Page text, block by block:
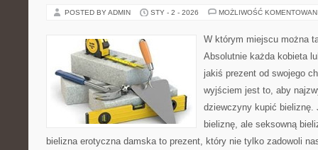
POSTED BY ADMIN STY - 2 - 2026 MOŻLIWOŚĆ
W którym miejscu można
Absolutnie każda kobieta
jakiś prezent od swojego
wyjściem jest to, aby
dziewczyny kupić bieliznę.
bieliznę, ale seksowną
bielizna erotyczna damska to prezent, który nie tylko zadowoli